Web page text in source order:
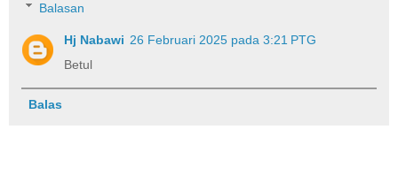
Balasan
Hj Nabawi 26 Februari 2025 pada 3:21 PTG
Betul
Balas